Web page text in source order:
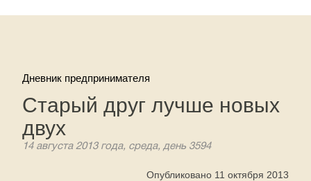
Дневник предпринимателя
Старый друг лучше новых
двух
14 августа 2013 года, среда, день 3594
Опубликовано 11 октября 2013